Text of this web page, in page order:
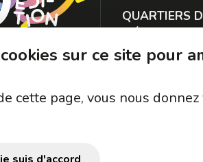
QUARTIERS
À PROPOS
RESTER EN
sur ce site pour
cette page, vous nous